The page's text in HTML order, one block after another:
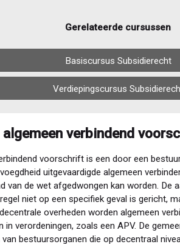
Gerelateerde cursussen
Basiscursus Subsidierecht
Verdiepingscursus
algemeen verbindend
voorschrift is een door een
uitgevaardigde algemeen
van de wet afgedwongen kan worden. De
niet op een specifiek geval is gericht,
overheden worden algemeen
in verordeningen, zoals een APV. De
bestuursorganen die op decentraal